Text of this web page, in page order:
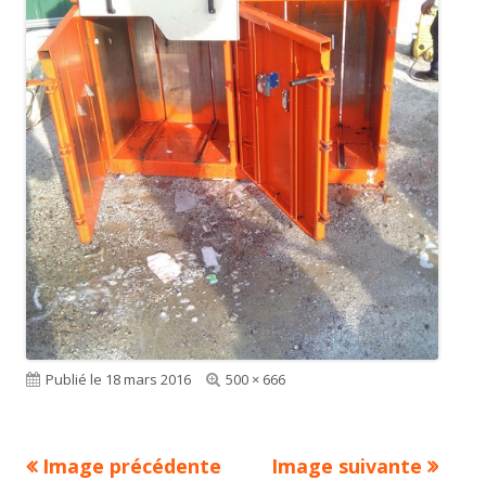
Publié le 18 mars 2016
Taille
500 × 666
Image précédente Image suivante